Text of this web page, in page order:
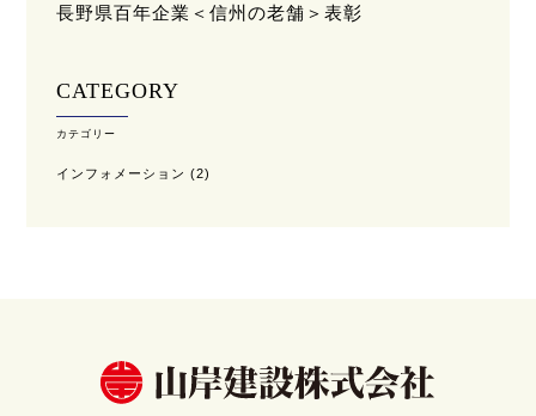
長野県百年企業＜信州の老舗＞表彰
CATEGORY
カテゴリー
インフォメーション (2)